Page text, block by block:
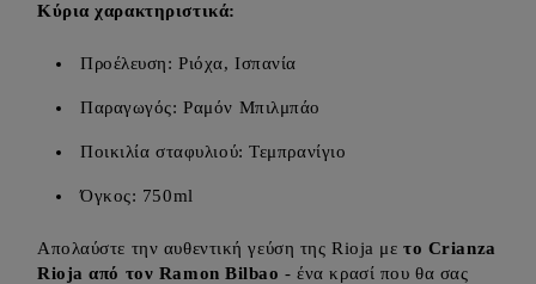
Κύρια χαρακτηριστικά:
Προέλευση: Ριόχα, Ισπανία
Παραγωγός: Ραμόν Μπιλμπάο
Ποικιλία σταφυλιού: Τεμπρανίγιο
Όγκος: 750ml
Απολαύστε την αυθεντική γεύση της Rioja μετο Crianza
Rioja από τον Ramon Bilbao - ένα κρασί που θα σας